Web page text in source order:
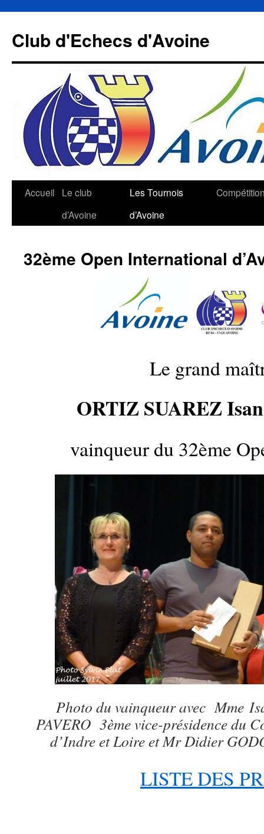
contenu
Club d'Echecs d'Avoine
Accueil
Le club
d’Avoine
Les Tournois
d’Avoine
32ème Open International
Le grand
ORTIZ SUAREZ
vainqueur du 32ème
Photo du vainqueur avec Mme
PAVERO 3ème vice-présidence du
d’Indre et Loire et Mr Didier
LISTE DES